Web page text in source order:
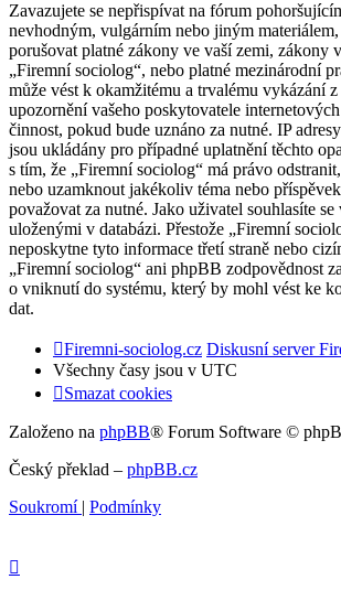
Zavazujete se nepřispívat na fórum
nevhodným, vulgárním nebo jiným
porušovat platné zákony ve vaší zemi, zákony
„Firemní sociolog“, nebo platné mezinárodní
může vést k okamžitému a trvalému vykázání
upozornění vašeho poskytovatele
činnost, pokud bude uznáno za nutné. IP
jsou ukládány pro případné uplatnění těchto
s tím, že „Firemní sociolog“ má právo
nebo uzamknout jakékoliv téma nebo
považovat za nutné. Jako uživatel souhlasíte se
uloženými v databázi. Přestože „Firemní
neposkytne tyto informace třetí straně nebo
„Firemní sociolog“ ani phpBB zodpovědnost
o vniknutí do systému, který by mohl vést ke
dat.
Firemni-sociolog.cz Diskusní server
Všechny časy jsou v UTC
Smazat cookies
Založeno na phpBB® Forum Software ©
Český překlad – phpBB.cz
Soukromí | Podmínky